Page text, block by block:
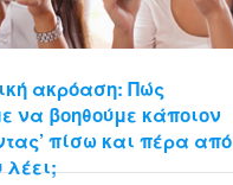
ακρόαση: Πώς
να βοηθούμε κάποιον
πίσω και πέρα από
λέει;